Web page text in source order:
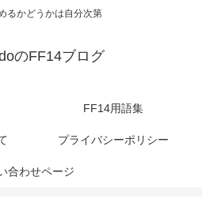
るかどうかは自分次第
のFF14ブログ
FF14用語集
プライバシーポリシー
合わせページ